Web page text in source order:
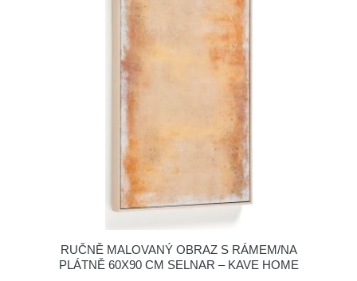
RUČNĚ MALOVANÝ OBRAZ S RÁMEM/NA
PLÁTNĚ 60X90 CM SELNAR – KAVE HOME